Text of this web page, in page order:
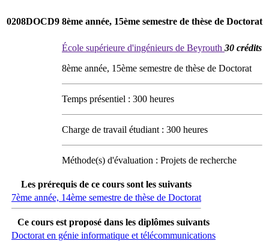
0208DOCD9 8ème année, 15ème semestre de thèse de Doctorat
École supérieure d'ingénieurs de Beyrouth 30 crédits
8ème année, 15ème semestre de thèse de Doctorat
Temps présentiel : 300 heures
Charge de travail étudiant : 300 heures
Méthode(s) d'évaluation : Projets de recherche
Les prérequis de ce cours sont les suivants
7ème année, 14ème semestre de thèse de Doctorat
Ce cours est proposé dans les diplômes suivants
Doctorat en génie informatique et télécommunications